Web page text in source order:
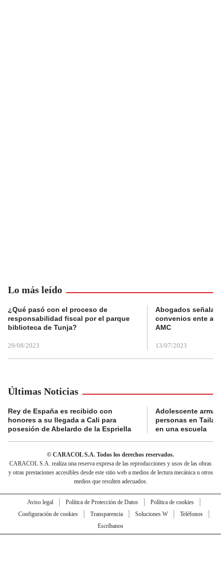
Lo más leído
¿Qué pasó con el proceso de
responsabilidad fiscal por el parque
biblioteca de Tunja?
29/08/2023
Abogados
convenios ente
AMC
13/07/2023
Últimas Noticias
Rey de España es recibido con
honores a su llegada a Cali para
posesión de Abelardo de la Espriella
Adolescente
personas en
en una escuela
© CARACOL S.A. Todos los derechos reservados.
CARACOL S.A. realiza una reserva expresa de las reproducciones y usos de las obras
y otras prestaciones accesibles desde este sitio web a medios de lectura mecánica u otros
medios que resulten adecuados.
Aviso legal Política de Protección de Datos
Política de cookies
Configuración de cookies
Transparencia Soluciones W
Teléfonos
Escríbanos